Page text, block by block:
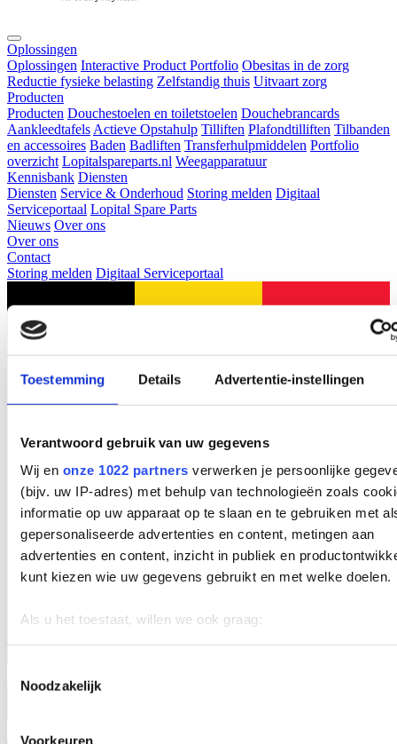
Toestemming Details Advertentie-instellingen
Verantwoord gebruik van uw gegevens
Wij en onze 1022 partners verwerken je persoonlijke
(bijv. uw IP-adres) met behulp van technologieën zoals
informatie op uw apparaat op te slaan en te gebruiken met
gepersonaliseerde advertenties en content, metingen aan
advertenties en content, inzicht in publiek en
kunt kiezen wie uw gegevens gebruikt en met welke doelen.
Als u het toestaat, willen we ook graag:
Informatie verzamelen over uw geografische locatie,
Uw apparaat identificeren door het actief te scannen
Lees meer over hoe uw persoonlijke gegevens worden
Noodzakelijk
Voorkeuren
Oplossingen
Oplossingen Interactive Product Portfolio Obesitas in de zorg
Reductie fysieke belasting Zelfstandig thuis Uitvaart zorg
Producten
Producten Douchestoelen en toiletstoelen Douchebrancards
Aankleedtafels Actieve Opstahulp Tilliften Plafondtilliften Tilbanden
en accessoires Baden Badliften Transferhulpmiddelen Portfolio
overzicht Lopitalspareparts.nl Weegapparatuur
Kennisbank Diensten
Diensten Service & Onderhoud Storing melden Digitaal
Serviceportaal Lopital Spare Parts
Nieuws Over ons
Over ons
Contact
Storing melden Digitaal Serviceportaal